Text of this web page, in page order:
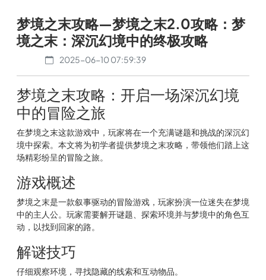
梦境之末攻略—梦境之末2.0攻略：梦
境之末：深沉幻境中的终极攻略
2025-06-10 07:59:39
梦境之末攻略：开启一场深沉幻境
中的冒险之旅
在梦境之末这款游戏中，玩家将在一个充满谜题和挑战的深沉幻
境中探索。本文将为初学者提供梦境之末攻略，带领他们踏上这
场精彩纷呈的冒险之旅。
游戏概述
梦境之末是一款叙事驱动的冒险游戏，玩家扮演一位迷失在梦境
中的主人公。玩家需要解开谜题、探索环境并与梦境中的角色互
动，以找到回家的路。
解谜技巧
仔细观察环境，寻找隐藏的线索和互动物品。